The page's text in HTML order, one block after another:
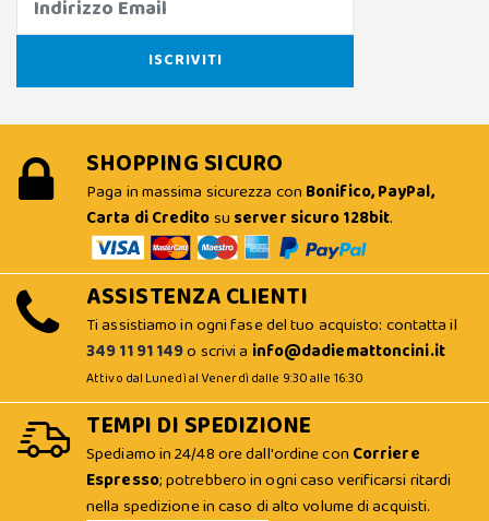
SHOPPING SICURO
Paga in massima sicurezza con Bonifico, PayPal,
Carta di Creditosu server sicuro 128bit.
ASSISTENZA CLIENTI
Ti assistiamo in ogni fase del tuo acquisto: contatta il
349 11 91 149o scrivi a info@dadiemattoncini.it
Attivo dal Lunedì al Venerdì dalle 9:30 alle 16:30
TEMPI DI SPEDIZIONE
Spediamo in 24/48 ore dall'ordine con Corriere
Espresso; potrebbero in ogni caso verificarsi ritardi
nella spedizione in caso di alto volume di acquisti.